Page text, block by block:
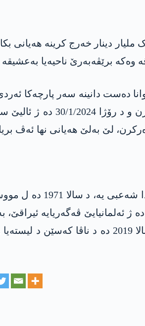
دینار خەرج کرینە هەیانی
دەست دانینە سەر پارچەکا
باژارۆکێ بەعشیقە، ژ ئالیێ فەرمانگەها
وەعد قەدۆ یەک ژ پەرلەمانتەرێن
شەعبی یە، ل سەر لیستا دەولەتا یاسا یا نۆری مالکی کاندید بوویە و بوویە